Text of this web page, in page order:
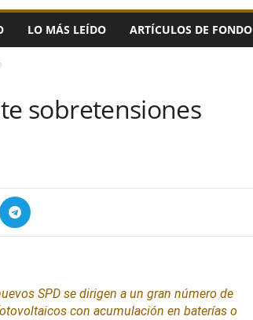
LO MÁS LEÍDO ARTÍCULOS DE FONDO
sobretensiones
SPD se dirigen a un gran número de
con acumulación en baterías o